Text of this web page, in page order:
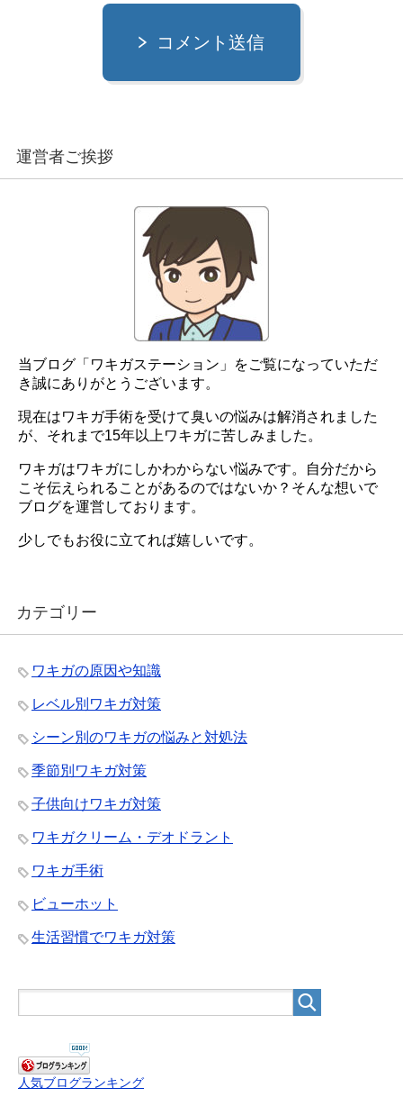
コメント送信
運営者ご挨拶
当ブログ「ワキガステーション」をご覧になっていただ
き誠にありがとうございます。
現在はワキガ手術を受けて臭いの悩みは解消されました
が、それまで15年以上ワキガに苦しみました。
ワキガはワキガにしかわからない悩みです。自分だから
こそ伝えられることがあるのではないか？そんな想いで
ブログを運営しております。
少しでもお役に立てれば嬉しいです。
カテゴリー
ワキガの原因や知識
レベル別ワキガ対策
シーン別のワキガの悩みと対処法
季節別ワキガ対策
子供向けワキガ対策
ワキガクリーム・デオドラント
ワキガ手術
ビューホット
生活習慣でワキガ対策
人気ブログランキング